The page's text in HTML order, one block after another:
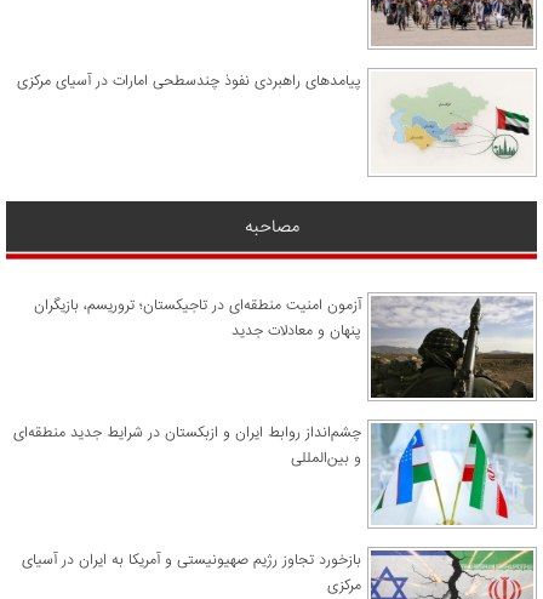
پیامدهای راهبردی نفوذ چندسطحی امارات در آسیای مرکزی
مصاحبه
آزمون امنیت منطقه‌ای در تاجیکستان؛ تروریسم، بازیگران
پنهان و معادلات جدید
چشم‌انداز روابط ایران و ازبکستان در شرایط جدید منطقه‌ای
و بین‌المللی
​بازخورد تجاوز رژیم صهیونیستی و آمریکا به ایران در آسیای
مرکزی